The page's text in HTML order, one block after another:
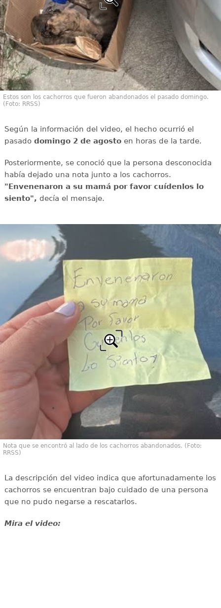
Estos son los cachorros que fueron abandonados el pasado domingo.
(Foto: RRSS)
Según la información del video, el hecho ocurrió el
pasado domingo 2 de agostoen horas de la tarde.
Posteriormente, se conoció que la persona desconocida
había dejado una nota junto a los cachorros.
"Envenenaron a su mamá por favor cuídenlos lo
siento", decía el mensaje.
Nota que se encontró al lado de los cachorros abandonados. (Foto:
RRSS)
La descripción del video indica que afortunadamente los
cachorros se encuentran bajo cuidado de una persona
que no pudo negarse a rescatarlos.
Mira el video: